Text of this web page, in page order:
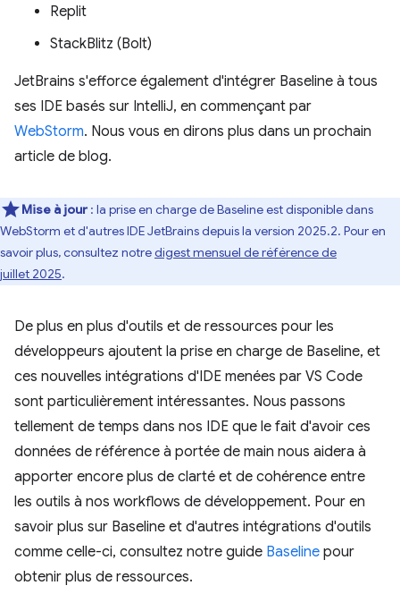
Replit
StackBlitz (Bolt)
JetBrains s'efforce également d'intégrer Baseline à tous
ses IDE basés sur IntelliJ, en commençant par
WebStorm. Nous vous en dirons plus dans un prochain
article de blog.
Mise à jour : la prise en charge de Baseline est disponible dans
WebStorm et d'autres IDE JetBrains depuis la version 2025.2. Pour en
savoir plus, consultez notredigest mensuel de référence de
juillet 2025.
De plus en plus d'outils et de ressources pour les
développeurs ajoutent la prise en charge de Baseline, et
ces nouvelles intégrations d'IDE menées par VS Code
sont particulièrement intéressantes. Nous passons
tellement de temps dans nos IDE que le fait d'avoir ces
données de référence à portée de main nous aidera à
apporter encore plus de clarté et de cohérence entre
les outils à nos workflows de développement. Pour en
savoir plus sur Baseline et d'autres intégrations d'outils
comme celle-ci, consultez notre guide Baseline pour
obtenir plus de ressources.